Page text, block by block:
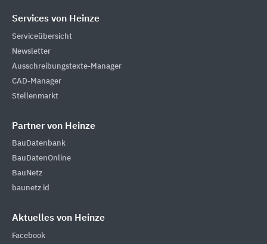
Services von Heinze
Serviceübersicht
Newsletter
Ausschreibungstexte-Manager
CAD-Manager
Stellenmarkt
Partner von Heinze
BauDatenbank
BauDatenOnline
BauNetz
baunetz id
Aktuelles von Heinze
Facebook